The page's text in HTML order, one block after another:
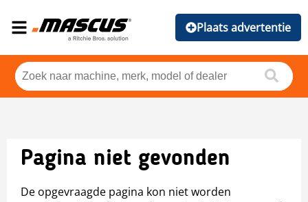
Plaats advertentie
Pagina niet gevonden
De opgevraagde pagina kon niet worden